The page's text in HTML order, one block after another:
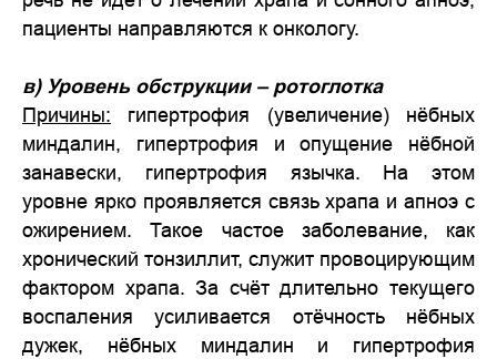
пациенты направляются к онкологу.
в) Уровень обструкции – ротоглотка
Причины: гипертрофия (увеличение) нёбных
миндалин, гипертрофия и опущение нёбной
занавески, гипертрофия язычка. На этом
уровне ярко проявляется связь храпа и апноэ с
ожирением. Такое частое заболевание, как
хронический тонзиллит, служит провоцирующим
фактором храпа. За счёт длительно текущего
воспаления усиливается отёчность нёбных
дужек, нёбных миндалин и гипертрофия